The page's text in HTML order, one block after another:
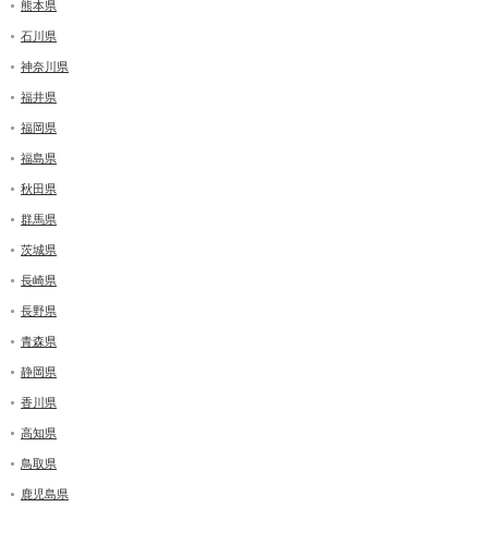
熊本県
石川県
神奈川県
福井県
福岡県
福島県
秋田県
群馬県
茨城県
長崎県
長野県
青森県
静岡県
香川県
高知県
鳥取県
鹿児島県